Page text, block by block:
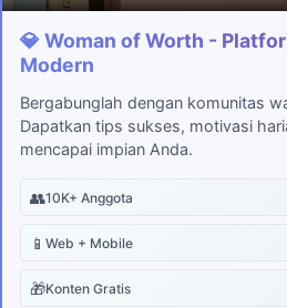
💎 Woman of Worth -
Modern
Bergabunglah dengan komunitas
Dapatkan tips sukses, motivasi
mencapai impian Anda.
👥10K+ Anggota
📱 Web + Mobile
🎁Konten Gratis